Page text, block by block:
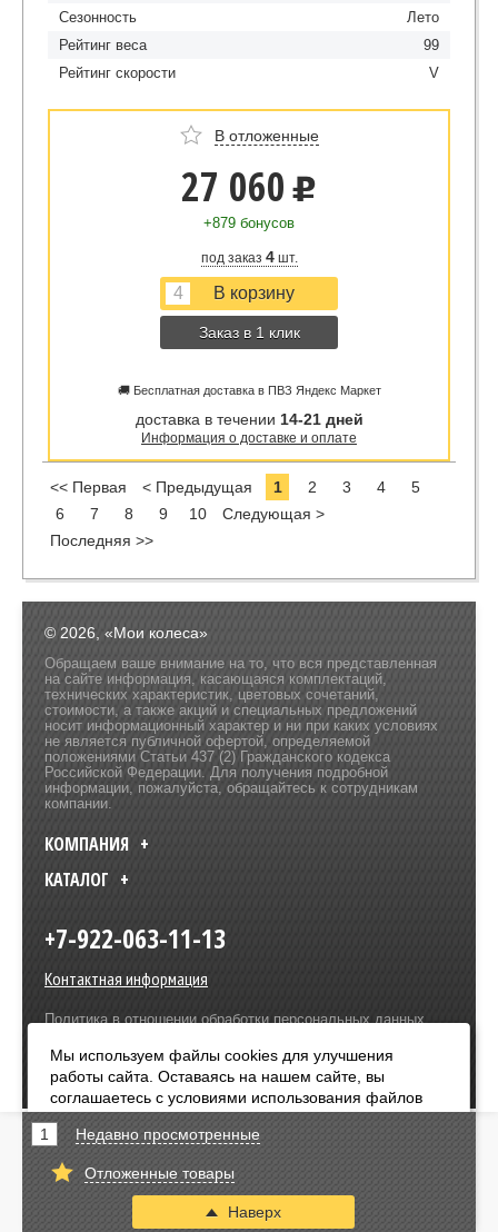
Сезонность
Лето
Рейтинг веса
99
Рейтинг скорости
V
В отложенные
27 060 u
+879 бонусов
под заказ 4шт.
Заказ в 1 клик
🚚 Бесплатная доставка в ПВЗ Яндекс Маркет
доставка в течении 14-21 дней
Информация о доставке и оплате
<< Первая < Предыдущая 1 2 3 4
5
6
7 8 9 10
Следующая >
Последняя >>
© 2026, «Мои колеса»
Обращаем ваше внимание на то, что вся представленная
на сайте информация, касающаяся комплектаций,
технических характеристик, цветовых сочетаний,
стоимости, а также акций и специальных предложений
носит информационный характер и ни при каких условиях
не является публичной офертой, определяемой
положениями Статьи 437 (2) Гражданского кодекса
Российской Федерации. Для получения подробной
информации, пожалуйста, обращайтесь к сотрудникам
компании.
КОМПАНИЯ
Оплата:
КАТАЛОГ
+7-922-063-11-13
Контактная информация
Политика в отношении обработки персональных данных
1 Недавно просмотренные
Отложенные товары
Наверх
Мы используем файлы cookies для улучшения
работы сайта. Оставаясь на нашем сайте, вы
соглашаетесь с условиями использования файлов
cookies. Чтобы ознакомиться с нашими Положениями
о конфиденциальности и об использовании файлов
cookie,
Я согласен